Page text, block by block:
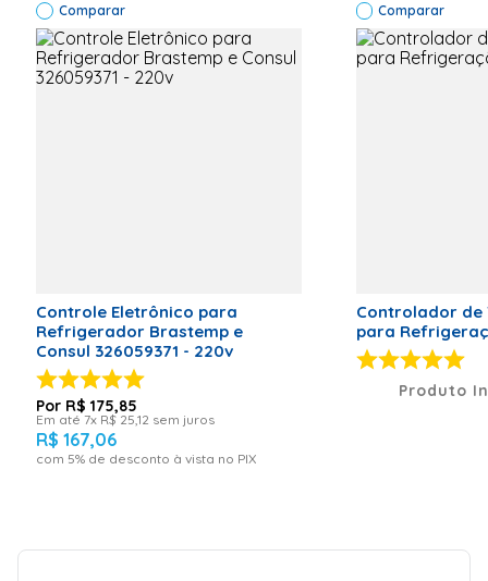
de
drenagem
Garantia: 3
meses
Comparar
Controle Eletrônico para
Refrigerador Brastemp e
Consul 326059371 - 220v
R$ 175,85
Em até 7x R$ 25 12 sem juros
R$ 167,06
com 5% de desconto à vista no PIX
Comparar
Controlador de
para
Produto